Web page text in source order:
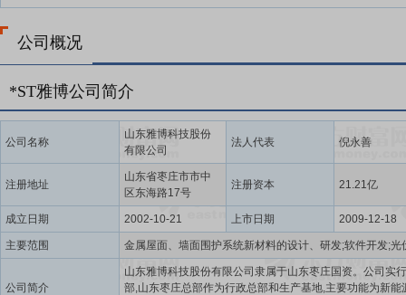
公司概况
*ST雅博公司简介
公司名称
山东雅博科技股份
有限公司
法人代表 倪永善
注册地址
山东省枣庄市市中
区东海路17号
注册资本 21.21亿
成立日期 2002-10-21 上市日期 2009-12-18
主要范围
公司简介
山东雅博科技股份有限公司隶属于山东枣庄国资。公司实
部,山东枣庄总部作为行政总部和生产基地,主要功能为新能